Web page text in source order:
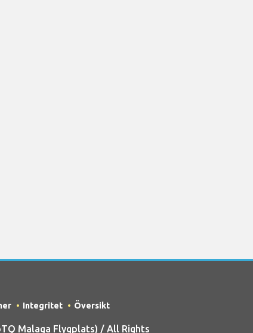
Integritet Översikt
Malaga Flygplats) / All Rights